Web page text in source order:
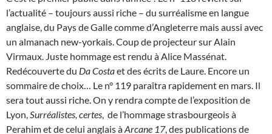
l’actualité – toujours aussi riche – du surréalisme en langue
anglaise, du Pays de Galle comme d’Angleterre mais aussi avec
un almanach new-yorkais. Coup de projecteur sur Alain
Virmaux. Juste hommage est rendu à Alice Massénat.
Redécouverte du Da Costaet des écrits de Laure. Encore un
sommaire de choix… Le n° 119 paraîtra rapidement en mars. Il
sera tout aussi riche. On y rendra compte de l’exposition de
Lyon,Surréalistes, certes, de l’hommage strasbourgeois à
Perahim et de celui anglais àArcane 17, des publications de